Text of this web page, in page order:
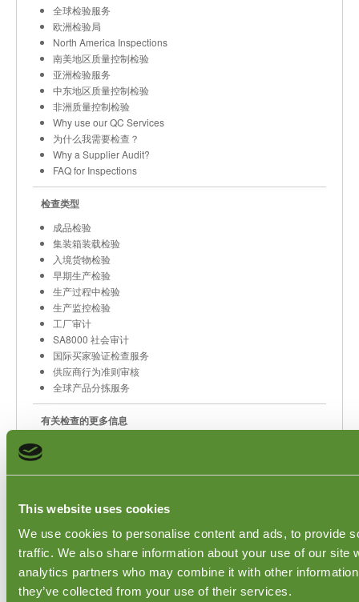
This website uses cookies
We use cookies to personalise content and ads, to provide
traffic. We also share information about your use of our site
analytics partners who may combine it with other
they’ve collected from your use of their services.
全球检验服务
欧洲检验局
North America Inspections
南美地区质量控制检验
亚洲检验服务
中东地区质量控制检验
非洲质量控制检验
Why use our QC Services
为什么我需要检查？
Why a Supplier Audit?
FAQ for Inspections
检查类型
成品检验
集装箱装载检验
入境货物检验
早期生产检验
生产过程中检验
生产监控检验
工厂审计
SA8000 社会审计
国际买家验证检查服务
供应商行为准则审核
全球产品分拣服务
有关检查的更多信息
REACH认证
木材 FSC 认证
电气设备检验服务
家具检验服务
纺织服装检验服务
鞋类检验服务